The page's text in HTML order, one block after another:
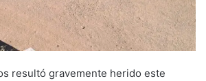
resultó gravemente herido este